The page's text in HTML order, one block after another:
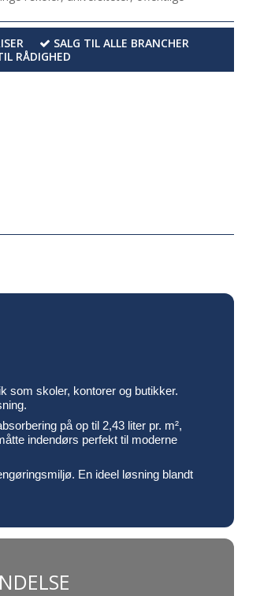
SALG TIL ALLE BRANCHER
RÅDIGHED
som skoler, kontorer og butikker.
på op til 2,43 liter pr. m²,
indendørs perfekt til moderne
En ideel løsning blandt